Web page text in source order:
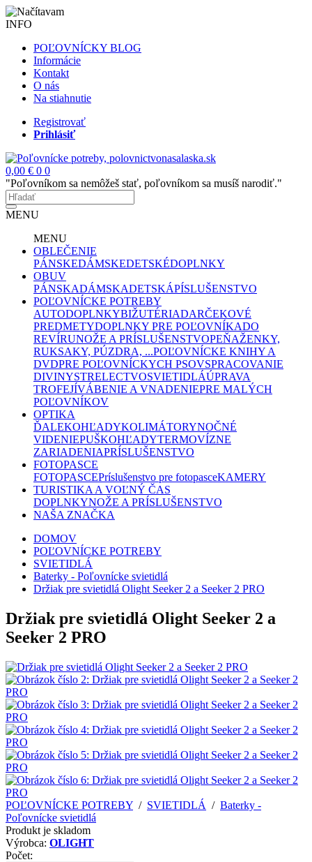
INFO
POĽOVNÍCKY BLOG
Informácie
Kontakt
O nás
Na stiahnutie
Registrovať
Prihlásiť
0,00 € 0 0
"Poľovníkom sa nemôžeš stať, poľovníkom sa musíš narodiť."
MENU
MENU
OBLEČENIE
PÁNSKEDÁMSKEDETSKÉDOPLNKY
OBUV
PÁNSKADÁMSKADETSKÁPÍSLUŠENSTVO
POĽOVNÍCKE POTREBY
AUTODOPLNKYBIŽUTÉRIADARČEKOVÉ
PREDMETYDOPLNKY PRE POĽOVNÍKADO
REVÍRUNOŽE A PRÍSLUŠENSTVOPEŇAŽENKY,
RUKSAKY, PÚZDRA, ...POĽOVNÍCKE KNIHY A
DVDPRE POĽOVNÍCKYCH PSOVSPRACOVANIE
DIVINYSTRELECTVOSVIETIDLÁÚPRAVA
TROFEJÍVÁBENIE A VNADENIEPRE MALÝCH
POĽOVNÍKOV
OPTIKA
ĎALEKOHĽADYKOLIMÁTORYNOČNÉ
VIDENIEPUŠKOHĽADYTERMOVÍZNE
ZARIADENIAPRÍSLUŠENSTVO
FOTOPASCE
FOTOPASCEPríslušenstvo pre fotopasceKAMERY
TURISTIKA A VOĽNÝ ČAS
DOPLNKYNOŽE A PRÍSLUŠENSTVO
NAŠA ZNAČKA
DOMOV
POĽOVNÍCKE POTREBY
SVIETIDLÁ
Baterky - Poľovnícke svietidlá
Držiak pre svietidlá Olight Seeker 2 a Seeker 2 PRO
Držiak pre svietidlá Olight Seeker 2 a
Seeker 2 PRO
POĽOVNÍCKE POTREBY / SVIETIDLÁ / Baterky -
Poľovnícke svietidlá
Produkt je skladom
Výrobca: OLIGHT
Počet: